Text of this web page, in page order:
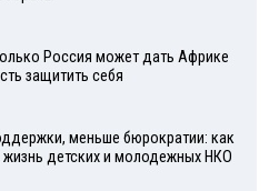
Россия может дать Африке
защитить себя
меньше бюрократии: как
жизнь детских и молодежных НКО